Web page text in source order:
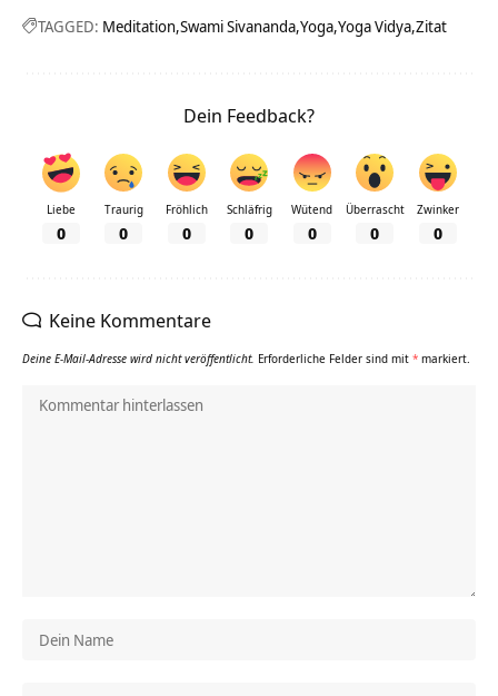
TAGGED: Meditation Swami Sivananda Yoga Yoga Vidya Zitat
Dein Feedback?
Liebe
0
Traurig
0
Fröhlich
0
Schläfrig
0
Wütend
0
Überrascht
0
Zwinker
0
Keine Kommentare
Deine E-Mail-Adresse wird nicht veröffentlicht. Erforderliche Felder sind mit * markiert.